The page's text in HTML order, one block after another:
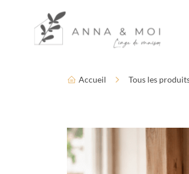
Paramètres d’accessibilité
Accueil Tous les